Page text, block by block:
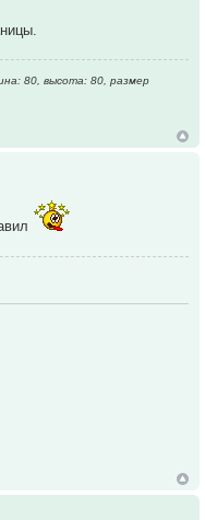
80, высота: 80, размер